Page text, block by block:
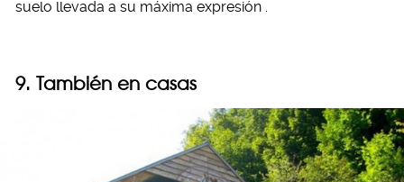
suelo llevada a su máxima expresión .
9. También en casas